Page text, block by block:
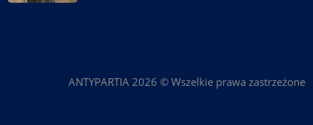
ANTYPARTIA 2026 © Wszelkie prawa zastrzeżone